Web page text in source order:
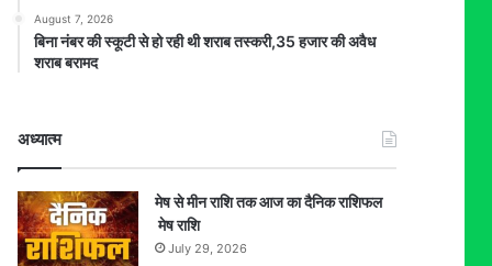
August 7, 2026
बिना नंबर की स्कूटी से हो रही थी शराब तस्करी,35 हजार की अवैध
शराब बरामद
अध्यात्म
मेष से मीन राशि तक आज का दैनिक राशिफल
मेष राशि
July 29, 2026